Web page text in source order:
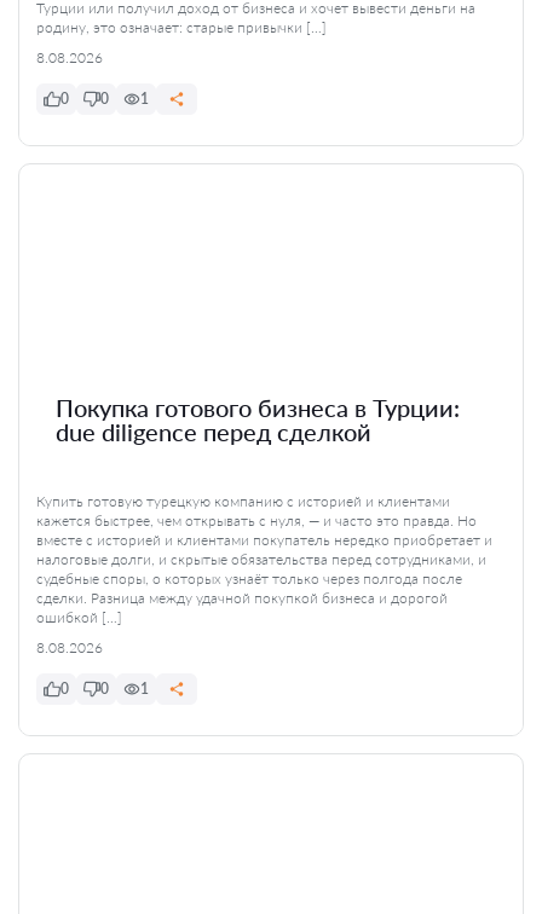
Турции или получил доход от бизнеса и хочет вывести деньги на
родину, это означает: старые привычки […]
8.08.2026
0 0 1
Покупка готового бизнеса в Турции:
due diligence перед сделкой
Купить готовую турецкую компанию с историей и клиентами
кажется быстрее, чем открывать с нуля, — и часто это правда. Но
вместе с историей и клиентами покупатель нередко приобретает и
налоговые долги, и скрытые обязательства перед сотрудниками, и
судебные споры, о которых узнаёт только через полгода после
сделки. Разница между удачной покупкой бизнеса и дорогой
ошибкой […]
8.08.2026
0 0 1